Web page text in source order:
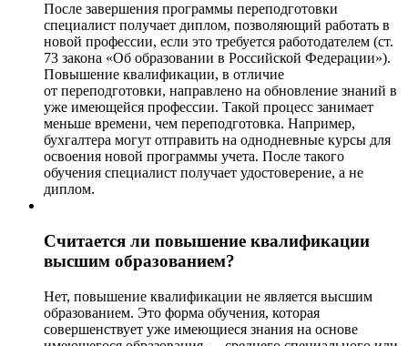
После завершения программы переподготовки
специалист получает диплом, позволяющий работать в
новой профессии, если это требуется работодателем (ст.
73 закона «Об образовании в Российской Федерации»).
Повышение квалификации, в отличие
от переподготовки, направлено на обновление знаний в
уже имеющейся профессии. Такой процесс занимает
меньше времени, чем переподготовка. Например,
бухгалтера могут отправить на однодневные курсы для
освоения новой программы учета. После такого
обучения специалист получает удостоверение, а не
диплом.
Считается ли повышение квалификации
высшим образованием?
Нет, повышение квалификации не является высшим
образованием. Это форма обучения, которая
совершенствует уже имеющиеся знания на основе